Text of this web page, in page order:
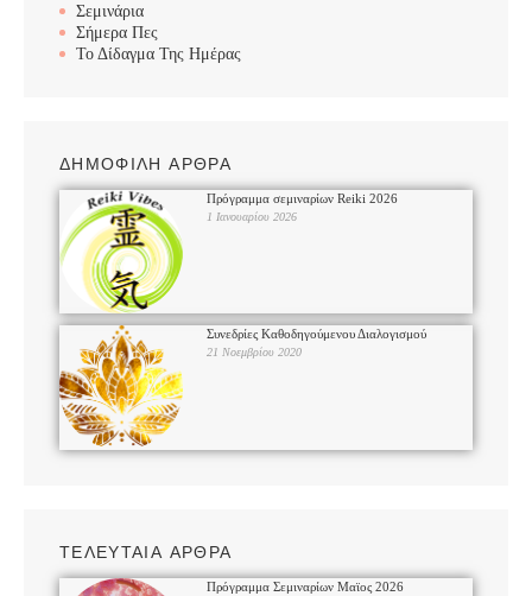
Σεμινάρια
Σήμερα Πες
Το Δίδαγμα Της Ημέρας
ΔΗΜΟΦΙΛΗ ΑΡΘΡΑ
Πρόγραμμα σεμιναρίων Reiki 2026
1 Ιανουαρίου 2026
Συνεδρίες Καθοδηγούμενου Διαλογισμού
21 Νοεμβρίου 2020
ΤΕΛΕΥΤΑΙΑ ΑΡΘΡΑ
Πρόγραμμα Σεμιναρίων Μαϊος 2026